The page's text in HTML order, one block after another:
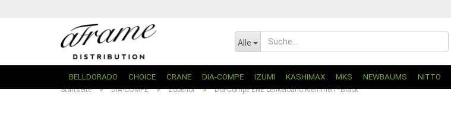
Alle
BELLDORADO CHOICE CRANE DIA-COMPE IZUMI KASHIMAX MKS NEWBAUMS NITTO
Startseite » DIA-COMPE » Zubehör » Dia-Compe ENE Lenkerband Klemmen - Black